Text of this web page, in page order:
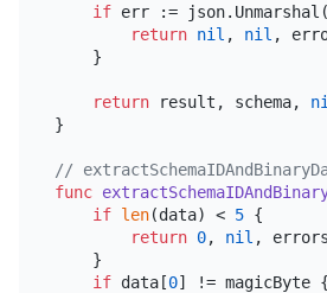
if err :=
return nil , nil ,
    }
return result, schema,
}
//
func
if len(data) < 5 {
return 0, nil ,
    }
if data[0] != magicByte {